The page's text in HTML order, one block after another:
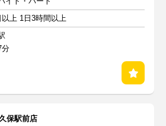
以上 1日3時間以上
分
保駅前店